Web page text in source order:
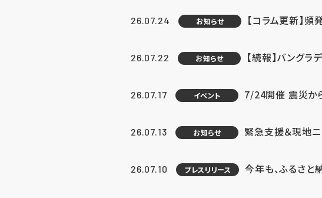
26.07.24 お知らせ 【コラム更新】
26.07.22 お知らせ 【続報】バング
26.07.17 イベント 7/24開催 震災か
26.07.13 お知らせ 緊急支援＆現地
26.07.10 プレスリリース 今年も、ふるさと